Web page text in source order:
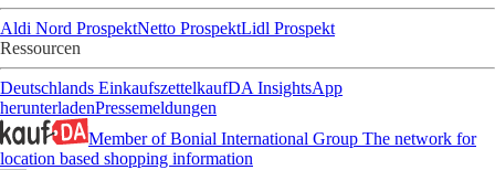
Aldi Nord ProspektNetto ProspektLidl Prospekt
Ressourcen
Deutschlands EinkaufszettelkaufDA InsightsApp
herunterladenPressemeldungen
Member of Bonial International Group The network for
location based shopping information